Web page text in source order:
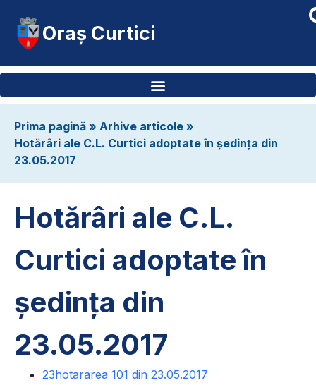
Oraș Curtici
Prima pagină » Arhive articole »
Hotărâri ale C.L. Curtici adoptate în ședința din
23.05.2017
Hotărâri ale C.L.
Curtici adoptate în
ședința din
23.05.2017
23hotararea 101 din 23.05.2017